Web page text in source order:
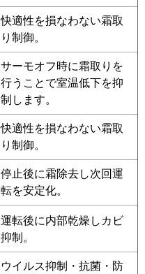
快適性を損なわない霜取
り制御。
サーモオフ時に霜取りを
行うことで室温低下を抑
制します。
快適性を損なわない霜取
り制御。
停止後に霜除去し次回運
転を安定化。
運転後に内部乾燥しカビ
抑制。
ウイルス抑制・抗菌・防